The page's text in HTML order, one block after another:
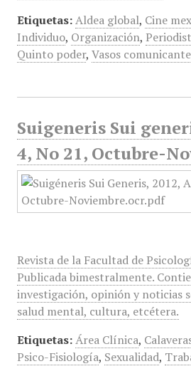
Etiquetas: Aldea global, Cine
Individuo, Organización,
Quinto poder, Vasos
Suigeneris Sui
4, No 21, Octubre-
Revista de la Facultad de
Publicada bimestralmente.
investigación, opinión y noticias
salud mental, cultura, etcétera.
Etiquetas: Área Clínica,
Psico-Fisiología, Sexualidad,